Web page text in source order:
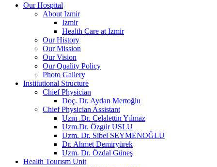
Our Hospital
About Izmir
Izmir
Health Care at Izmir
Our History
Our Mission
Our Vision
Our Quality Policy
Photo Gallery
Institutional Structure
Chief Physician
Doç. Dr. Aydan Mertoğlu
Chief Physician Assistant
Uzm .Dr. Celalettin Yılmaz
Uzm.Dr. Özgür USLU
Uzm. Dr. Sibel SEYMENOĞLU
Dr. Ahmet Demiryürek
Uzm. Dr. Özdal Güneş
Health Tourısm Unit